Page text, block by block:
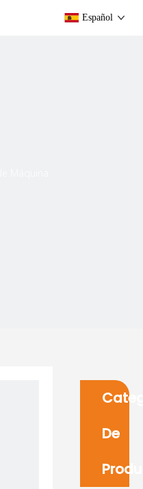
Español
De